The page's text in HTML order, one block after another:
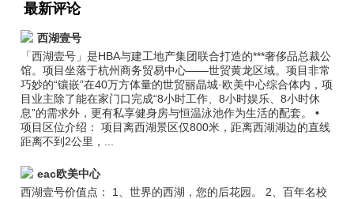
最新评论
西湖壹号
「西湖壹号」是HBA与建工地产集团联合打造的***奢侈品总裁公
馆。项目坐落于杭州商务贸易中心——世贸黄龙区域。项目非常
巧妙的“镶嵌”在40万方体量的世贸丽晶城·欧美中心综合体内，项
目业主除了能在家门口完成“8小时工作、8小时娱乐、8小时休
息”的需求外，更有私享健身房与恒温泳池作为生活的配套。 •
项目区位介绍： 项目离西湖景区仅800米，距离西湖湖边的直线
距离不到2公里，...
eac欧美中心
西湖壹号价值点： 1、世界的西湖，您的后花园。 2、百年名校